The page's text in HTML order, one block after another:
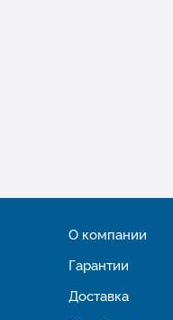
О компании
Гарантии
Доставка